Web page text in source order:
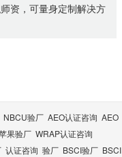
资，可量身定制解决方
NBCU验厂 AEO认证咨询 AEO
果验厂 WRAP认证咨询
认证咨询 验厂 BSCI验厂 BSCI